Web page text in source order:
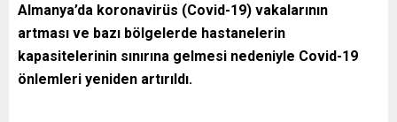
Almanya’da koronavirüs (Covid-19) vakalarının
artması ve bazı bölgelerde hastanelerin
kapasitelerinin sınırına gelmesi nedeniyle Covid-19
önlemleri yeniden artırıldı.